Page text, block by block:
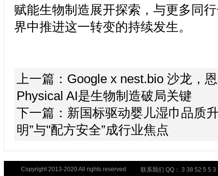
赋能生物制造展开探索，与更多同
界中推进这一转变的持续发生。
上一篇： Google x nest.bio 沙龙，
Physical AI是生物制造破局关键
下一篇： 新国标驱动婴儿湿巾品质
明”与"配方安全”成行业焦点
Copyright 2013-2020 All rights reserved 联系我们 QQ： 3 38 52 5 5 3